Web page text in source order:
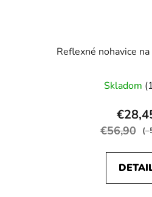
Reflexné nohavice
Skladom
€56,90